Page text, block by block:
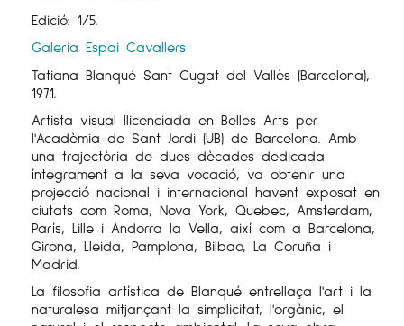
Edició: 1/5.
Galeria Espai Cavallers
Tatiana Blanqué Sant Cugat del Vallès (Barcelona),
1971.
Artista visual llicenciada en Belles Arts per
l'Acadèmia de Sant Jordi (UB) de Barcelona. Amb
una trajectòria de dues dècades dedicada
íntegrament a la seva vocació, va obtenir una
projecció nacional i internacional havent exposat en
ciutats com Roma, Nova York, Quebec, Amsterdam,
París, Lille i Andorra la Vella, així com a Barcelona,
Girona, Lleida, Pamplona, Bilbao, La Coruña i
Madrid.
La filosofia artística de Blanqué entrellaça l'art i la
naturalesa mitjançant la simplicitat, l'orgànic, el